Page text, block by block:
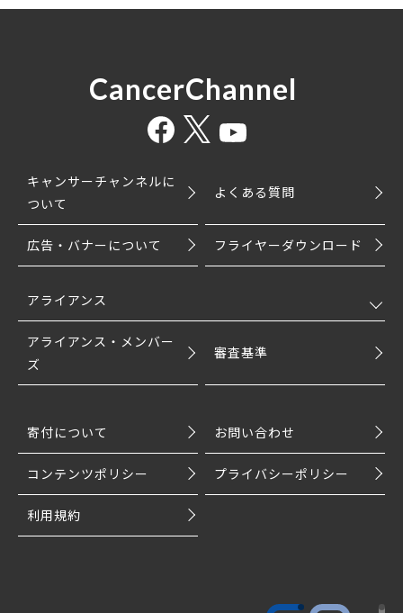
CancerChannel
キャンサーチャンネルに
ついて
よくある質問
広告・バナーについて フライヤーダウンロード
アライアンス
アライアンス・メンバー
ズ
審査基準
寄付について お問い合わせ
コンテンツポリシー プライバシーポリシー
利用規約